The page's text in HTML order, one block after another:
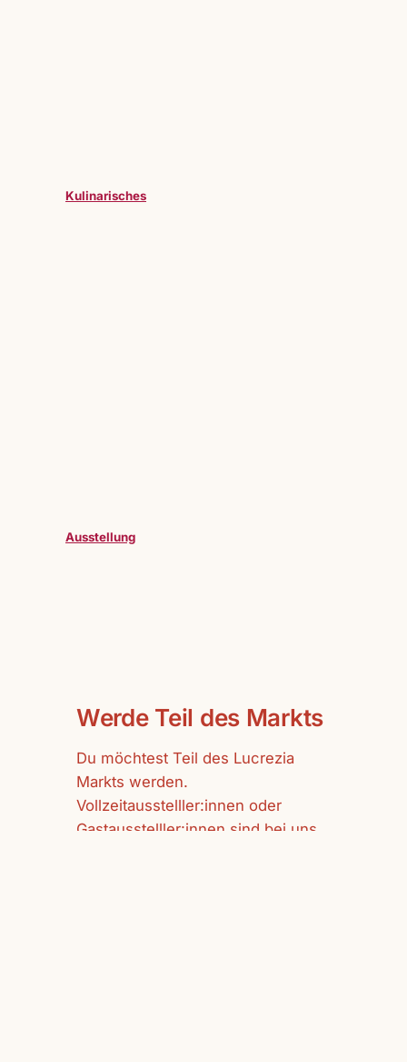
Kulinarisches
Ausstellung
Werde Teil des Markts
Du möchtest Teil des Lucrezia
Markts werden.
Vollzeitausstelller:innen oder
Gastausstelller:innen sind bei uns